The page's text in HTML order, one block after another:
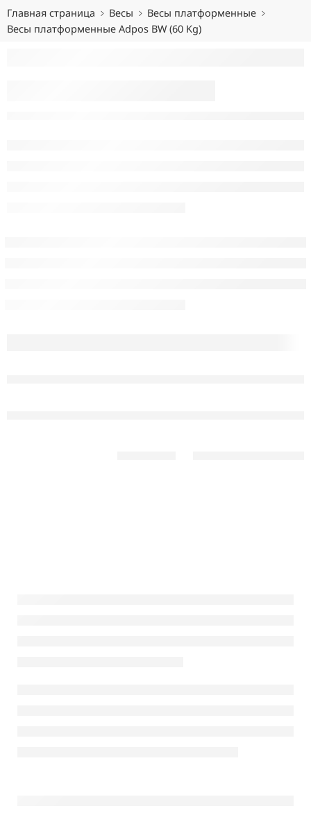
Главная страница Весы
Весы платформенные
Весы платформенные Adpos BW (60 Kg)